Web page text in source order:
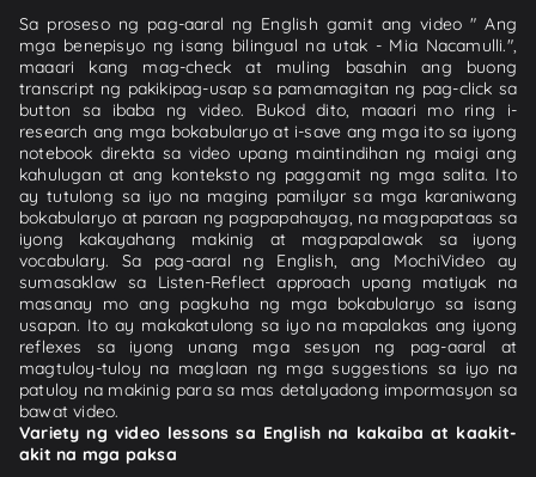
Sa proseso ng pag-aaral ng English gamit ang video " Ang
mga benepisyo ng isang bilingual na utak - Mia Nacamulli.",
maaari kang mag-check at muling basahin ang buong
transcript ng pakikipag-usap sa pamamagitan ng pag-click sa
button sa ibaba ng video. Bukod dito, maaari mo ring i-
research ang mga bokabularyo at i-save ang mga ito sa iyong
notebook direkta sa video upang maintindihan ng maigi ang
kahulugan at ang konteksto ng paggamit ng mga salita. Ito
ay tutulong sa iyo na maging pamilyar sa mga karaniwang
bokabularyo at paraan ng pagpapahayag, na magpapataas sa
iyong kakayahang makinig at magpapalawak sa iyong
vocabulary. Sa pag-aaral ng English, ang MochiVideo ay
sumasaklaw sa Listen-Reflect approach upang matiyak na
masanay mo ang pagkuha ng mga bokabularyo sa isang
usapan. Ito ay makakatulong sa iyo na mapalakas ang iyong
reflexes sa iyong unang mga sesyon ng pag-aaral at
magtuloy-tuloy na maglaan ng mga suggestions sa iyo na
patuloy na makinig para sa mas detalyadong impormasyon sa
bawat video.
Variety ng video lessons sa English na kakaiba at kaakit-
akit na mga paksa